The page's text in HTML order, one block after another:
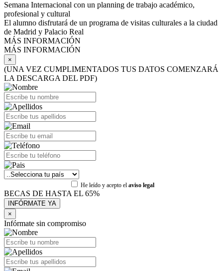
Semana Internacional con un planning de trabajo académico,
profesional y cultural
El alumno disfrutará de un programa de visitas culturales a la ciudad
de Madrid y Palacio Real
MÁS INFORMACIÓN
MÁS INFORMACIÓN
×
(UNA VEZ CUMPLIMENTADOS TUS DATOS COMENZARÁ
LA DESCARGA DEL PDF)
He leído y acepto el aviso legal
BECAS DE HASTA EL 65%
×
Infórmate sin compromiso